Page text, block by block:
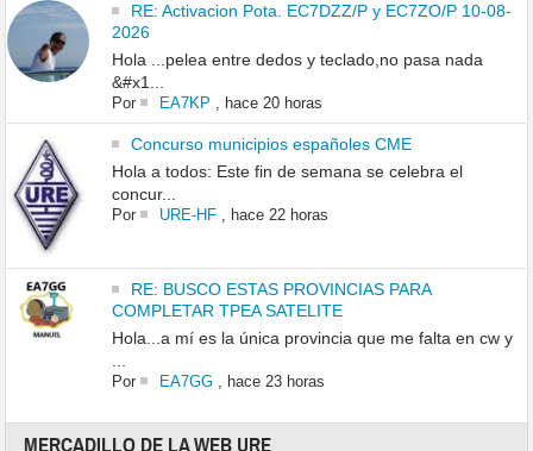
RE: Activacion Pota. EC7DZZ/P y EC7ZO/P 10-08-
2026
Hola ...pelea entre dedos y teclado,no pasa nada
&#x1...
Por EA7KP , hace 20 horas
Concurso municipios españoles CME
Hola a todos: Este fin de semana se celebra el
concur...
Por URE-HF, hace 22 horas
RE: BUSCO ESTAS PROVINCIAS PARA
COMPLETAR TPEA SATELITE
Hola...a mí es la única provincia que me falta en cw y
Por EA7GG, hace 23 horas
MERCADILLO DE LA WEB URE